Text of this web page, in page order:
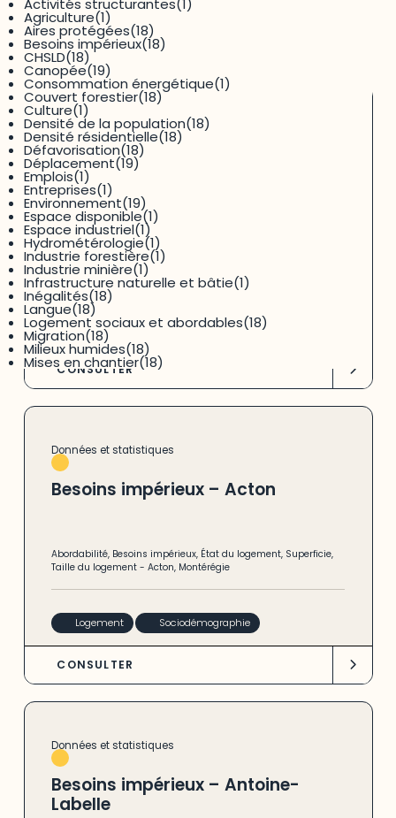
RECHERCHER
194résultats
Données et statistiques
Agriculture – Acton
Accès aux aliments,Agriculture
Transformation-Acton,
Économie
Secteurs économiques
CONSULTER
Données et statistiques
Besoins impérieux – Acton
Abordabilité, Besoins impérieux, État du logement, Superficie,
Taille du logement -Acton, Montérégie
Logement Sociodémographie
CONSULTER
Données et statistiques
Besoins impérieux – Antoine-
Labelle
Activités structurantes(1)
Agriculture(1)
Aires protégées(18)
Besoins impérieux(18)
CHSLD(18)
Canopée(19)
Consommation énergétique(1)
Couvert forestier(18)
Culture(1)
Densité de la population(18)
Densité résidentielle(18)
Défavorisation(18)
Déplacement(19)
Emplois(1)
Entreprises(1)
Environnement(19)
Espace disponible(1)
Espace industriel(1)
Hydrométérologie(1)
Industrie forestière(1)
Industrie minière(1)
Infrastructure naturelle et bâtie(1)
Inégalités(18)
Langue(18)
Logement sociaux et abordables(18)
Migration(18)
Milieux humides(18)
Mises en chantier(18)